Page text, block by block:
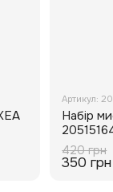
Артикул:
Набір
420 грн
350 грн